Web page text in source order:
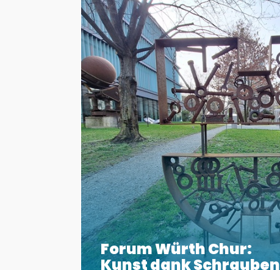
Forum Würth Chur:
Kunst dank Schrauben